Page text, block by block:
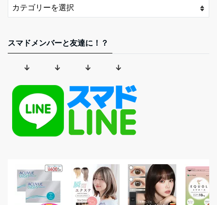
スマドメンバーと友達に！？
↓ ↓ ↓ ↓